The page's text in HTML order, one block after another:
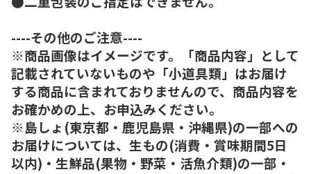
----その他のご注意----
※商品画像はイメージです。「商品内容」として
記載されていないものや「小道具類」はお届け
する商品に含まれておりませんので、商品内容を
お確かめの上、お申込みください。
※島しょ(東京都・鹿児島県・沖縄県)の一部への
お届けについては、生もの(消費・賞味期間5日
以内)・生鮮品(果物・野菜・活魚介類)の一部・